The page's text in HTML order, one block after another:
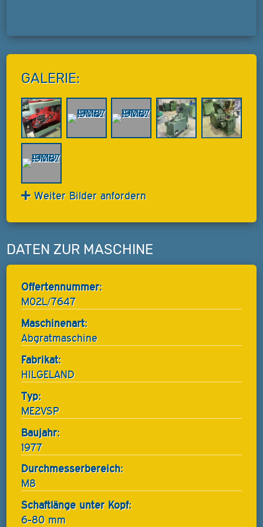
GALERIE:
Weiter Bilder anfordern
DATEN ZUR MASCHINE
Offertennummer:
M02L/7647
Maschinenart:
Abgratmaschine
Fabrikat:
HILGELAND
Typ:
ME2VSP
Baujahr:
1977
Durchmesserbereich:
M8
Schaftlänge unter Kopf:
6-80 mm